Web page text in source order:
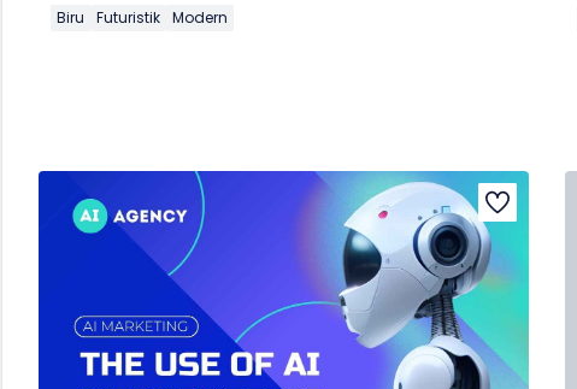
Biru Futuristik Modern